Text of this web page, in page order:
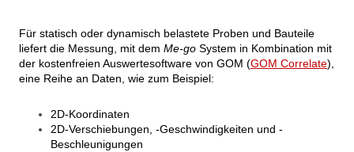
Für statisch oder dynamisch belastete Proben und Bauteile
liefert die Messung, mit dem Me-go System in Kombination mit
der kostenfreien Auswertesoftware von GOM (GOM Correlate),
eine Reihe an Daten, wie zum Beispiel:
2D-Koordinaten
2D-Verschiebungen, -Geschwindigkeiten und -
Beschleunigungen